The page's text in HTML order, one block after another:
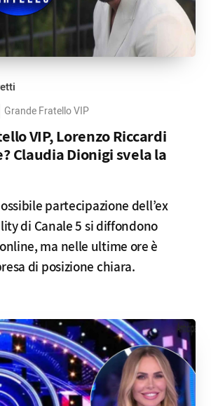
Grande Fratello VIP
VIP, Lorenzo Riccardi
Claudia Dionigi svela la
partecipazione dell’ex
di Canale 5 si diffondono
ma nelle ultime ore è
di posizione chiara.